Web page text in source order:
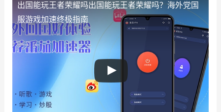
出国能玩王者荣耀吗出国能玩王者荣耀吗？海外党国
服游戏加速终极指南